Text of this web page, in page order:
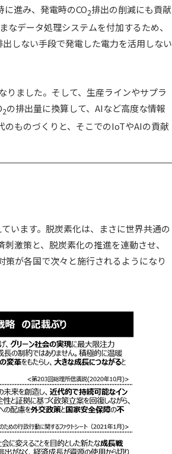
進み、発電時のCO2排出の削減にも貢献
データ処理システムを付加するため、
出しない手段で発電した電力を活用しない
りました。そして、生産ラインやサプラ
2の排出量に換算して、AIなど高度な情報
ものづくりと、そこでのIoTやAIの貢献
います。脱炭素化は、まさに世界共通の
激策と、脱炭素化の推進を連動させ、
が各国で次々と施行されるようになり